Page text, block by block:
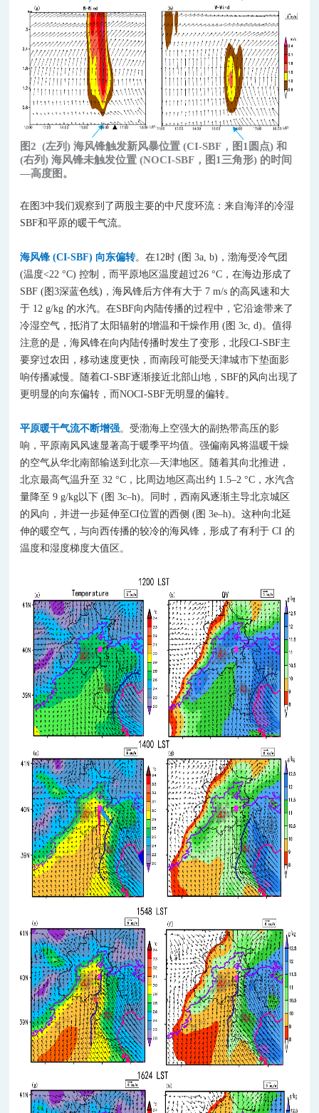
图2(左列) 海风锋触发新风暴位置 (CI-SBF，图1圆点) 和
(右列) 海风锋未触发位置 (NOCI-SBF，图1三角形) 的时间
—高度图。
在图3中我们观察到了两股主要的中尺度环流：来自海洋的冷湿
SBF和平原的暖干气流。
海风锋 (CI-SBF) 向东偏转。在12时 (图 3a, b)，渤海受冷气团
(温度<22 °C) 控制，而平原地区温度超过26 °C，在海边形成了
SBF (图3深蓝色线)，海风锋后方伴有大于 7 m/s 的高风速和大
于 12 g/kg 的水汽。在SBF向内陆传播的过程中，它沿途带来了
冷湿空气，抵消了太阳辐射的增温和干燥作用 (图 3c, d)。值得
注意的是，海风锋在向内陆传播时发生了变形，北段CI-SBF主
要穿过农田，移动速度更快，而南段可能受天津城市下垫面影
响传播减慢。随着CI-SBF逐渐接近北部山地，SBF的风向出现了
更明显的向东偏转，而NOCI-SBF无明显的偏转。
平原暖干气流不断增强。受渤海上空强大的副热带高压的影
响，平原南风风速显著高于暖季平均值。强偏南风将温暖干燥
的空气从华北南部输送到北京—天津地区。随着其向北推进，
北京最高气温升至 32 °C，比周边地区高出约 1.5–2 °C，水汽含
量降至 9 g/kg以下 (图 3c–h)。同时，西南风逐渐主导北京城区
的风向，并进一步延伸至CI位置的西侧 (图 3e–h)。这种向北延
伸的暖空气，与向西传播的较冷的海风锋，形成了有利于 CI 的
温度和湿度梯度大值区。